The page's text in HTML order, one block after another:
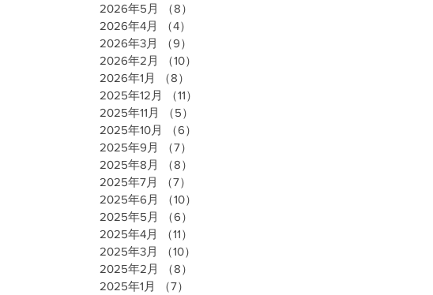
2026年5月
（8）
2026年4月
（4）
2026年3月
（9）
2026年2月
（10）
2026年1月
（8）
2025年12月
（11）
2025年11月
（5）
2025年10月
（6）
2025年9月
（7）
2025年8月
（8）
2025年7月
（7）
2025年6月
（10）
2025年5月
（6）
2025年4月
（11）
2025年3月
（10）
2025年2月
（8）
2025年1月
（7）